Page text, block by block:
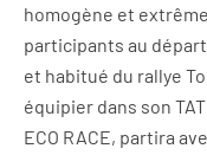
homogène et
participants au
et habitué du rallye
équipier dans son
ECO RACE, partira